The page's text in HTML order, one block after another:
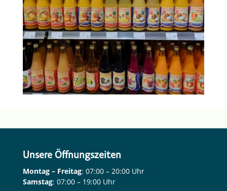
Unsere Öffnungszeiten
Montag – Freitag: 07:00 – 20:00 Uhr
Samstag: 07:00 – 19:00 Uhr